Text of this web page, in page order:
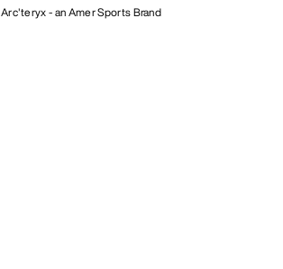
Arc'teryx - an Amer Sports Brand